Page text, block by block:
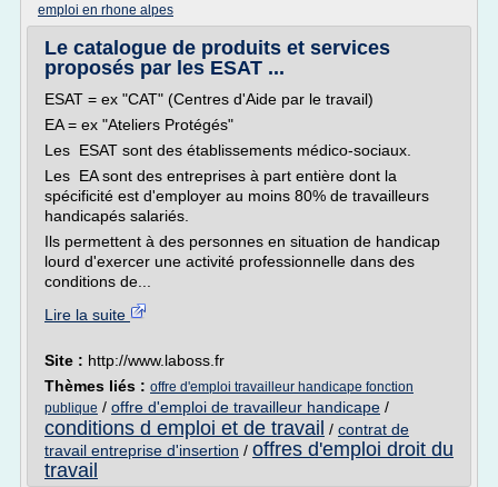
emploi en rhone alpes
Le catalogue de produits et services
proposés par les ESAT ...
ESAT = ex "CAT" (Centres d'Aide par le travail)
EA = ex "Ateliers Protégés"
Les ESAT sont des établissements médico-sociaux.
Les EA sont des entreprises à part entière dont la
spécificité est d'employer au moins 80% de travailleurs
handicapés salariés.
Ils permettent à des personnes en situation de handicap
lourd d'exercer une activité professionnelle dans des
conditions de...
Lire la suite
Site : http://www.laboss.fr
Thèmes liés : offre d'emploi travailleur handicape fonction
publique / offre d'emploi de travailleur handicape /
conditions d emploi et de travail / contrat de
travail entreprise d'insertion / offres d'emploi droit du
travail